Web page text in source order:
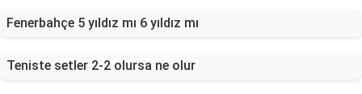
Fenerbahçe 5 yıldız mı 6 yıldız mı
Teniste setler 2-2 olursa ne olur